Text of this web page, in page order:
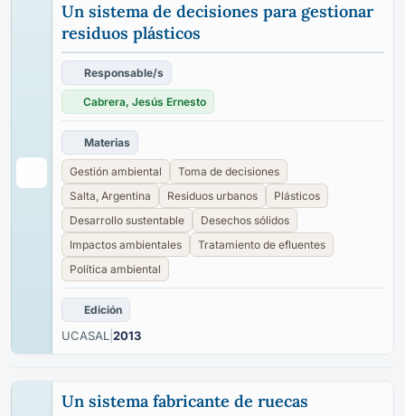
Un sistema de decisiones para gestionar
residuos plásticos
Responsable/s
Cabrera, Jesús Ernesto
Materias
Gestión ambiental
Toma de decisiones
Salta, Argentina
Residuos urbanos
Plásticos
Desarrollo sustentable
Desechos sólidos
Impactos ambientales
Tratamiento de efluentes
Política ambiental
Edición
UCASAL 2013
Un sistema fabricante de ruecas